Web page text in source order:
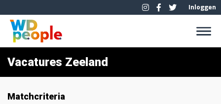
Inloggen
Vacatures Zeeland
Matchcriteria